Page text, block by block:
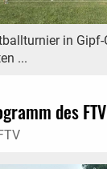
in
...
des FTV